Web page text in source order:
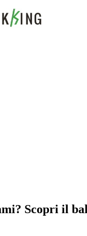
Scopri il